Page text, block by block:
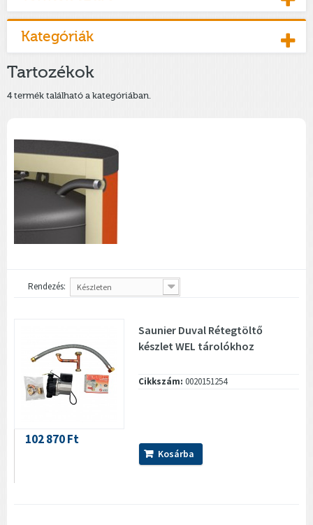
Kategóriák
Tartozékok
4 termék található a kategóriában.
Rendezés: Készleten
Saunier Duval Rétegtöltő
készlet WEL tárolókhoz
Cikkszám: 0020151254
102 870 Ft
Kosárba